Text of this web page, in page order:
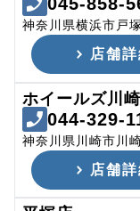
神奈川県横浜市戸
店舗詳
ホイールズ川
044-329-
神奈川県川崎市川
店舗詳